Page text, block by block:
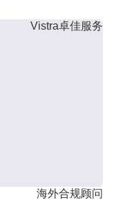
Vistra卓佳服务
海外合规顾问